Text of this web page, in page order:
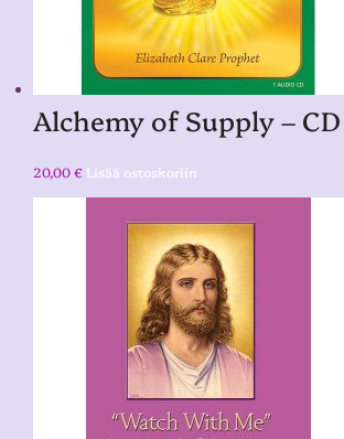
Alchemy of Supply – CD
20,00€ Lisää ostoskoriin